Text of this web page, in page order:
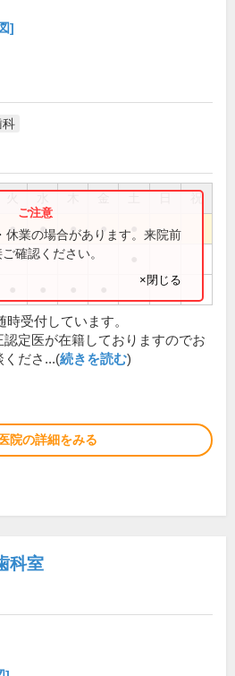
]
科
祝
● ● ● ●
休業の場合があります。来院前
確認ください。
×閉じる
時受付しています。
定医が在籍しておりますのでお
くださ...(続きを読む)
院の詳細をみる
科室